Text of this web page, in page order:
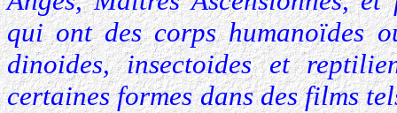
qui ont des corps humanoïdes
dinoides, insectoides et
certaines formes dans des films